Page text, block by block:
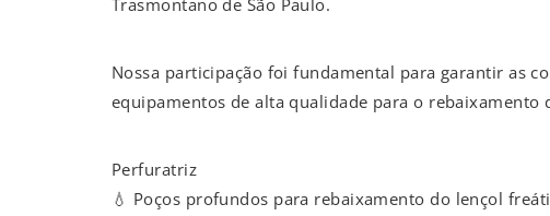
Trasmontano de São Paulo.
Nossa participação foi fundamental para garantir as
equipamentos de alta qualidade para o rebaixamento
Perfuratriz
💧 Poços profundos para rebaixamento do lençol